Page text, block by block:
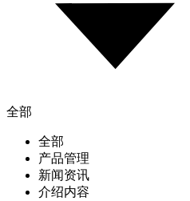
全部
全部
产品管理
新闻资讯
介绍内容